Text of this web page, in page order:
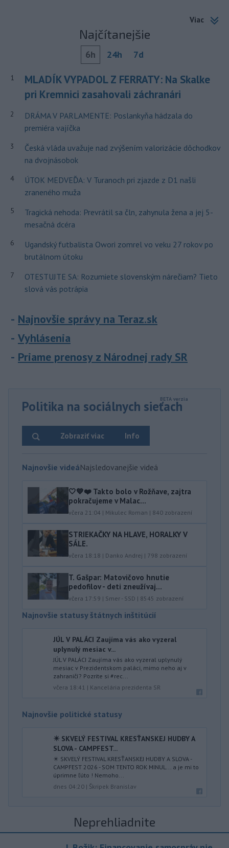
Viac
Najčítanejšie
6h 24h 7d
1
MLADÍK VYPADOL Z FERRATY: Na Skalke
pri Kremnici zasahovali záchranári
2
DRÁMA V PARLAMENTE: Poslankyňa hádzala do
premiéra vajíčka
3
Česká vláda uvažuje nad zvýšením valorizácie dôchodkov
na dvojnásobok
4
ÚTOK MEDVEĎA: V Turanoch pri zjazde z D1 našli
zraneného muža
5
Tragická nehoda: Prevrátil sa čln, zahynula žena a jej 5-
mesačná dcéra
6
Ugandský futbalista Owori zomrel vo veku 27 rokov po
brutálnom útoku
7
OTESTUJTE SA: Rozumiete slovenským nárečiam? Tieto
slová vás potrápia
Najnovšie správy na Teraz.sk
Vyhlásenia
Priame prenosy z Národnej rady SR
Politika na sociálnych sieťach
Info
Zobraziť viac
Najnovšie videáNajsledovanejšie videá
🤍💙❤️ Takto bolo v Rožňave, zajtra
pokračujeme v Malac...
včera 21:04 | Mikulec Roman | 840 zobrazení
STRIEKAČKY NA HLAVE, HORALKY V
SÁLE.
včera 18:18 | Danko Andrej | 798 zobrazení
T. Gašpar: Matovičovo hnutie
pedofilov - deti zneužívaj...
včera 17:59 | Smer - SSD | 8545 zobrazení
Najnovšie statusy štátnych inštitúcií
JÚL V PALÁCI Zaujíma vás ako vyzeral
uplynulý mesiac v...
JÚL V PALÁCI Zaujíma vás ako vyzeral uplynulý
mesiac v Prezidentskom paláci, mimo neho aj v
zahraničí? Pozrite si #rec...
včera 18:41 | Kancelária prezidenta SR
Najnovšie politické statusy
✴️ SKVELÝ FESTIVAL KRESŤANSKEJ HUDBY A
SLOVA - CAMPFEST...
✴️ SKVELÝ FESTIVAL KRESŤANSKEJ HUDBY A SLOVA -
CAMPFEST 2026 - SOM TENTO ROK MINUL... a je mi to
úprimne ľúto ! Nemoho...
dnes 04:20 | Škripek Branislav
Neprehliadnite